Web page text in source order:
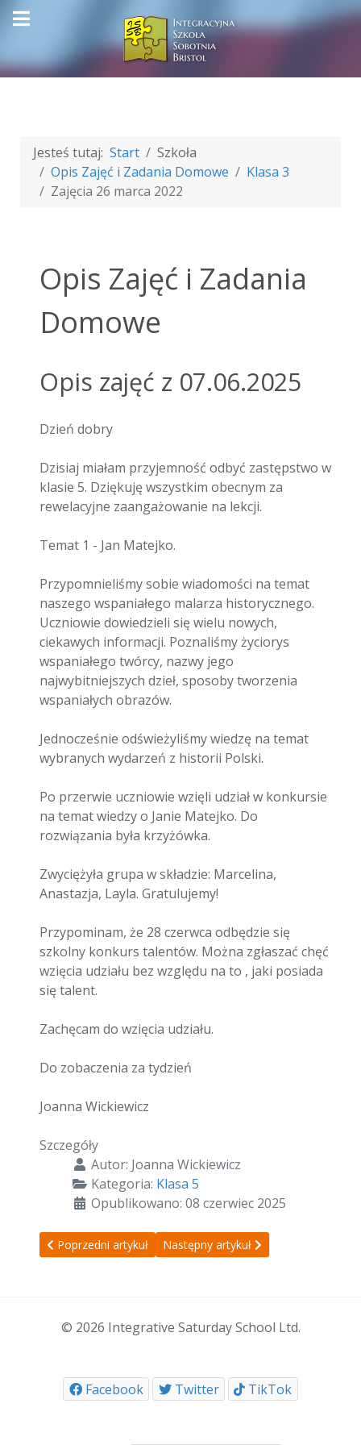
Jesteś tutaj: Start
Szkoła
Opis Zajęć i Zadania Domowe
Klasa 3
Zajęcia 26 marca 2022
Opis Zajęć i Zadania
Domowe
Opis zajęć z 07.06.2025
Dzień dobry
Dzisiaj miałam przyjemność odbyć zastępstwo w
klasie 5. Dziękuję wszystkim obecnym za
rewelacyjne zaangażowanie na lekcji.
Temat 1 - Jan Matejko.
Przypomnieliśmy sobie wiadomości na temat
naszego wspaniałego malarza historycznego.
Uczniowie dowiedzieli się wielu nowych,
ciekawych informacji. Poznaliśmy życiorys
wspaniałego twórcy, nazwy jego
najwybitniejszych dzieł, sposoby tworzenia
wspaniałych obrazów.
Jednocześnie odświeżyliśmy wiedzę na temat
wybranych wydarzeń z historii Polski.
Po przerwie uczniowie wzięli udział w konkursie
na temat wiedzy o Janie Matejko. Do
rozwiązania była krzyżówka.
Zwyciężyła grupa w składzie: Marcelina,
Anastazja, Layla. Gratulujemy!
Przypominam, że 28 czerwca odbędzie się
szkolny konkurs talentów. Można zgłaszać chęć
wzięcia udziału bez względu na to , jaki posiada
się talent.
Zachęcam do wzięcia udziału.
Do zobaczenia za tydzień
Joanna Wickiewicz
Szczegóły
Autor: Joanna Wickiewicz
Kategoria: Klasa 5
Opublikowano: 08 czerwiec 2025
Poprzedni artykuł: Zajęcia 14/06/2025
Poprzedni artykuł Następny artykuł: Zajęcia 24/05/2025
Następny artykuł
© 2026 Integrative Saturday School Ltd.
Facebook Twitter TikTok